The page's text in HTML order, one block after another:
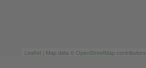
Leaflet | Map data © OpenStreetMapcontributors,